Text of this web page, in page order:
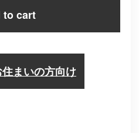
to cart
まいの方向け